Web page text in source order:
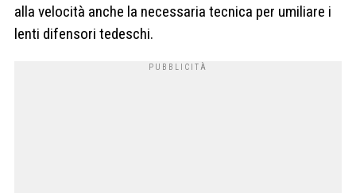
alla velocità anche la necessaria tecnica per umiliare i
lenti difensori tedeschi.